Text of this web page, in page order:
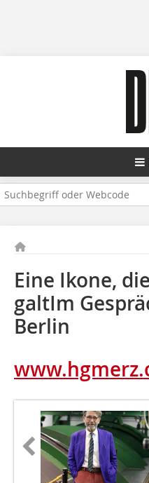
Eine Ikone,
galtIm
Berlin